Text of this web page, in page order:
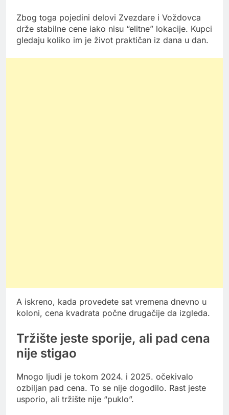
Zbog toga pojedini delovi Zvezdare i Voždovca
drže stabilne cene iako nisu “elitne” lokacije. Kupci
gledaju koliko im je život praktičan iz dana u dan.
A iskreno, kada provedete sat vremena dnevno u
koloni, cena kvadrata počne drugačije da izgleda.
Tržište jeste sporije, ali pad cena
nije stigao
Mnogo ljudi je tokom 2024. i 2025. očekivalo
ozbiljan pad cena. To se nije dogodilo. Rast jeste
usporio, ali tržište nije “puklo”.